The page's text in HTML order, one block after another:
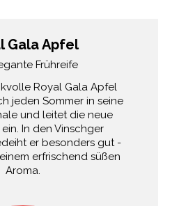
Gala Apfel
Frühreife
Royal Gala Apfel
jeden Sommer in seine
und leitet die neue
In den Vinschger
er besonders gut -
erfrischend süßen
Aroma.